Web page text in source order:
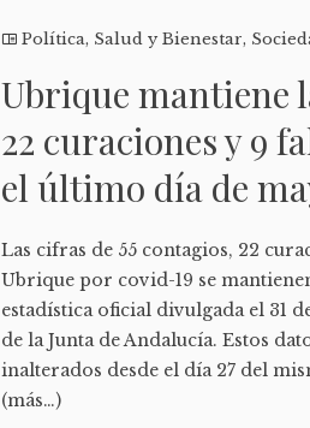
Política, Salud y Bienestar,
Ubrique mantiene
22 curaciones y 9
el último día de
Las cifras de 55 contagios, 22
Ubrique por covid-19 se
estadística oficial divulgada el 31
de la Junta de Andalucía. Estos
inalterados desde el día 27 del
(más…)